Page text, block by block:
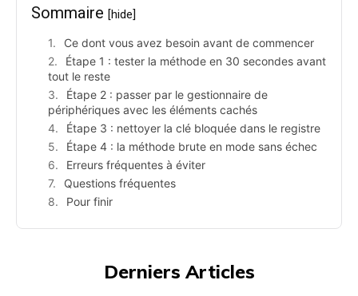
Sommaire [hide]
Ce dont vous avez besoin avant de commencer
Étape 1 : tester la méthode en 30 secondes avant
tout le reste
Étape 2 : passer par le gestionnaire de
périphériques avec les éléments cachés
Étape 3 : nettoyer la clé bloquée dans le registre
Étape 4 : la méthode brute en mode sans échec
Erreurs fréquentes à éviter
Questions fréquentes
Pour finir
Derniers Articles